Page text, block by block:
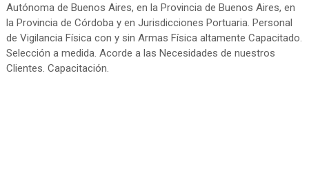
Autónoma de Buenos Aires, en la Provincia de Buenos Aires, en
la Provincia de Córdoba y en Jurisdicciones Portuaria. Personal
de Vigilancia Física con y sin Armas Física altamente Capacitado.
Selección a medida. Acorde a las Necesidades de nuestros
Clientes. Capacitación.